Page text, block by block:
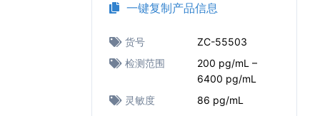
一键复制产品信息
货号
ZC-55503
检测范围
200 pg/mL –
6400 pg/mL
灵敏度
86 pg/mL